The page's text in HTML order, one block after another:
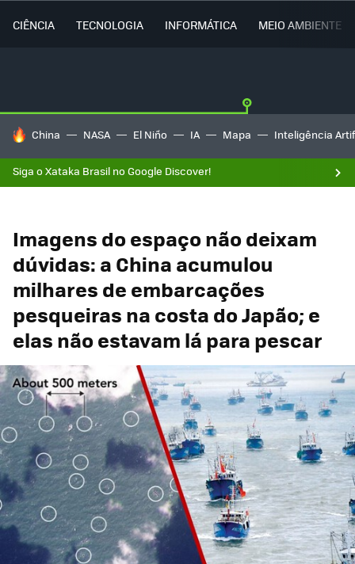
CIÊNCIA TECNOLOGIA INFORMÁTICA MEIO AMBIENTE
TENDÊNCIAS DO DIA
China NASA El Niño IA Mapa Inteligência
Siga o Xataka Brasil no Google Discover!
Imagens do espaço não deixam
dúvidas: a China acumulou
milhares de embarcações
pesqueiras na costa do Japão; e
elas não estavam lá para pescar